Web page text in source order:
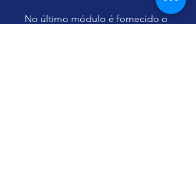
No último módulo é fornecido o